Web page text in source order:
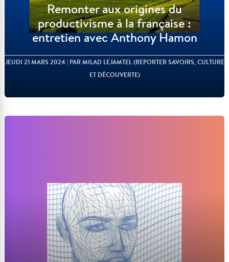
Remonter aux origines du
productivisme à la française :
entretien avec Anthony Hamon
JEUDI 21 MARS 2024 | PAR MILAD LEJAMTEL (REPORTER SAVOIRS, CULTURE
ET DÉCOUVERTE)